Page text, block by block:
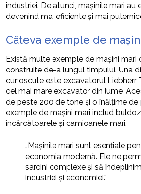
industriei. De atunci, mașinile mari au
devenind mai eficiente și mai
Câteva exemple de
Există multe exemple de mașini mari
construite de-a lungul timpului. Una
cunoscute este excavatorul Liebherr
cel mai mare excavator din lume.
de peste 200 de tone și o înălțime de
exemple de mașini mari includ
încărcătoarele și camioanele mari.
„Mașinile mari sunt esențiale
economia modernă. Ele ne
sarcini complexe și să
industriei și economiei.”